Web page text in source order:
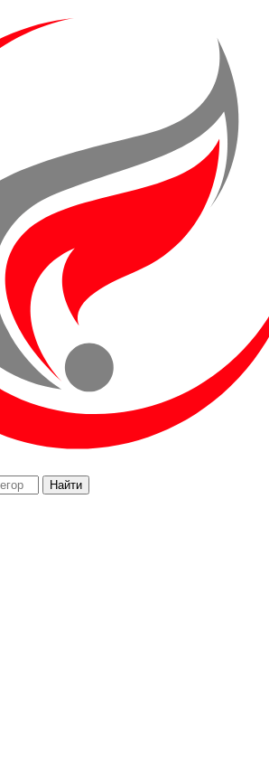
Найти